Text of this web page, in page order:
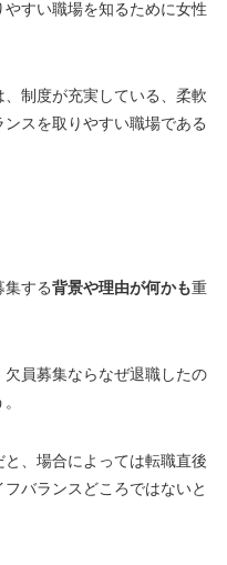
すい職場を知るために女性
、制度が充実している、柔軟
スを取りやすい職場である
集する背景や理由が何かも重
員募集ならなぜ退職したの
、場合によっては転職直後
バランスどころではないと